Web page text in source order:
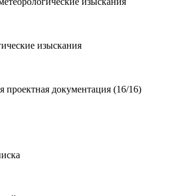
изыскания
проектная документация (16/16)